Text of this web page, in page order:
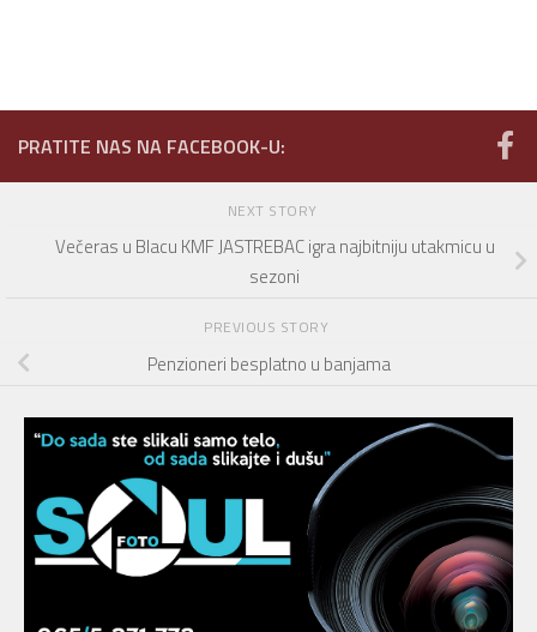
PRATITE NAS NA FACEBOOK-U:
NEXT STORY
Večeras u Blacu KMF JASTREBAC igra najbitniju utakmicu u
sezoni
PREVIOUS STORY
Penzioneri besplatno u banjama